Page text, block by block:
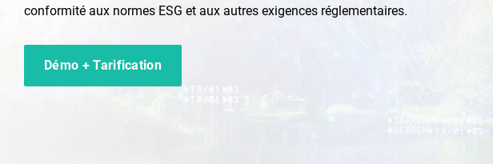
conformité aux normes ESG et aux autres exigences réglementaires.
Démo + Tarification